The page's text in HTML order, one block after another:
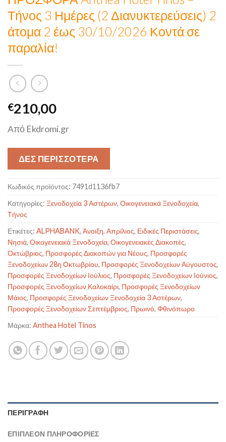
Τήνος 3 Ημέρες (2 Διανυκτερεύσεις) 2
άτομα 2 έως 30/10/2026 Κοντά σε
παραλία!
€210,00
Από Ekdromi.gr
ΔΕΣ ΠΕΡΙΣΣΟΤΕΡΑ
Κωδικός προϊόντος: 7491d1136fb7
Κατηγορίες: Ξενοδοχεία 3 Αστέρων, Οικογενειακά Ξενοδοχεία,
Τήνος
Ετικέτες: ALPHABANK, Άνοιξη, Απρίλιος, Ειδικές Περιστάσεις,
Νησιά, Οικογενειακά Ξενοδοχεία, Οικογενειακές Διακοπές,
Οκτώβριος, Προσφορές Διακοπών για Νέους, Προσφορές
Ξενοδοχείων 28η Οκτωβρίου, Προσφορές Ξενοδοχείων Αύγουστος,
Προσφορές Ξενοδοχείων Ιούλιος, Προσφορές Ξενοδοχείων Ιούνιος,
Προσφορές Ξενοδοχείων Καλοκαίρι, Προσφορές Ξενοδοχείων
Μάιος, Προσφορές Ξενοδοχείων Ξενοδοχεία 3 Αστέρων,
Προσφορές Ξενοδοχείων Σεπτέμβριος, Πρωινό, Φθινόπωρο
Μάρκα: Anthea Hotel Tinos
ΠΕΡΙΓΡΑΦΉ
ΕΠΙΠΛΈΟΝ ΠΛΗΡΟΦΟΡΊΕΣ